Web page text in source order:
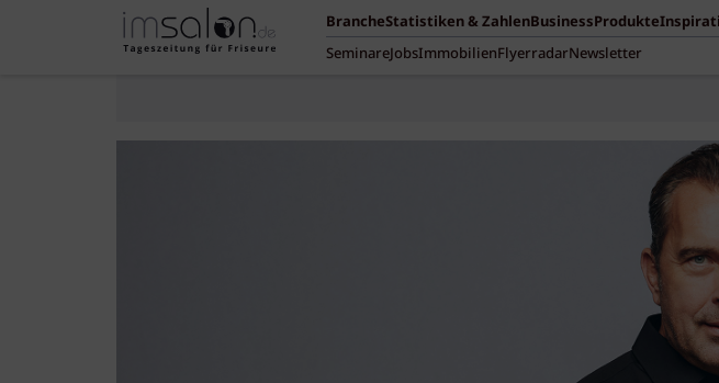
BrancheStatistiken & ZahlenBusinessProdukte
SeminareJobsImmobilienFlyerradarNewsletter